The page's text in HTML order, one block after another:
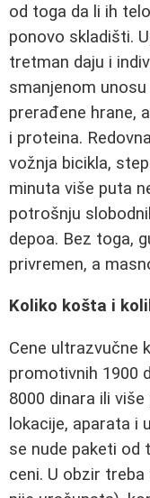
od toga da li ih
ponovo skladišti.
tretman daju i
smanjenom
prerađene hrane,
i proteina.
vožnja bicikla,
minuta više puta
potrošnju
depoa. Bez toga,
privremen, a
Koliko košta i
Cene ultrazvučne
promotivnih 1900
8000 dinara ili
lokacije, aparata i
se nude paketi od
ceni. U obzir